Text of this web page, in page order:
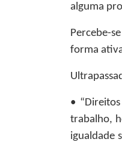
alguma
Percebe-
forma
•
trabalho,
igualdade